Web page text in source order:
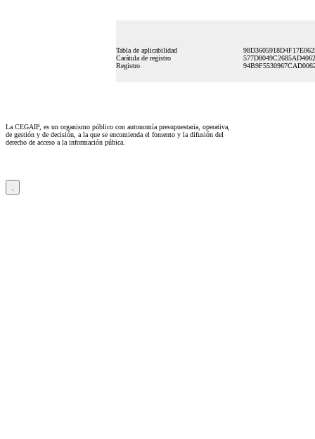
Tabla de aplicabilidad
Carátula de registro
Registro
La CEGAIP, es un organismo público con autonomía presupuestaria, operativa,
de gestión y de decisión, a la que se encomienda el fomento y la difusión del
derecho de acceso a la información púbica.